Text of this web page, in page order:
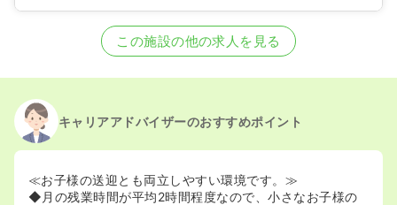
正看護師の募集を休止
正看護師の募集を開始
2022/12/27正看護師の募集を開始
2020/09/17
この施設の他の求人を見る
キャリアアドバイザーのおすすめポイント
≪お子様の送迎とも両立しやすい環境です。≫
◆月の残業時間が平均2時間程度なので、小さなお子様の